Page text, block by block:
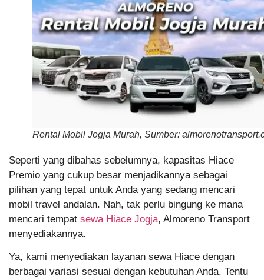
Rental Mobil Jogja Murah, Sumber:
Seperti yang dibahas sebelumnya, kapasitas Hiace
Premio yang cukup besar menjadikannya sebagai
pilihan yang tepat untuk Anda yang sedang mencari
mobil travel andalan. Nah, tak perlu bingung ke mana
mencari tempat sewa Hiace Jogja, Almoreno Transport
menyediakannya.
Ya, kami menyediakan layanan sewa Hiace dengan
berbagai variasi sesuai dengan kebutuhan Anda. Tentu